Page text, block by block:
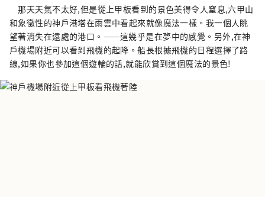
那天天氣不太好,但是從上甲板看到的景色美得令人窒息,六甲山
和象徵性的神戶港塔在雨雲中看起來就像魔法一樣。我一個人眺
望著消失在遠處的港口。——這幾乎是在夢中的感覺。另外,在神
戶機場附近可以看到飛機的起降。船長根據飛機的日程選擇了路
線,如果你也參加這個遊輪的話,就能欣賞到這個魔法的景色!